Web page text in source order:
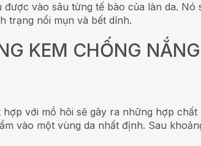
vào sâu từng tế bào của làn da. Nó
trạng nổi mụn và bết dính.
KEM CHỐNG NẮNG
hợp với mồ hôi sẽ gây ra những hợp chất
vào một vùng da nhất định. Sau